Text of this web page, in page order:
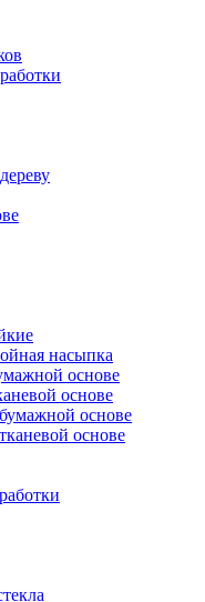
насыпка
основе
основе
основе
основе